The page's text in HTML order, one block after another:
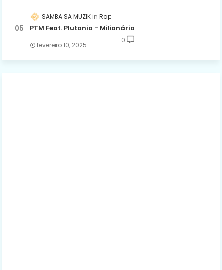
SAMBA SA MUZIK Rap
PTM Feat. Plutonio - Milionário
fevereiro 10, 2025
0